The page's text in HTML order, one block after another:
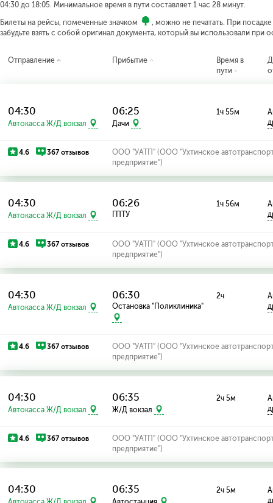
04:30 до 18:05. Минимальное время в пути составляет 1 час 28 минут.
Билеты на рейсы, помеченные значком
, можно не печатать. При
забудьте взять с собой оригинал документа, который вы использовали при
Отправление Прибытие
Время в
пути
04:30
Автокасса Ж/Д вокзал
06:25
Дачи
1ч 55м
4.6 367 отзывов
ООО "УАТП" (ООО "Ухтинское
предприятие")
04:30
Автокасса Ж/Д вокзал
06:26
ГПТУ
1ч 56м
4.6 367 отзывов
ООО "УАТП" (ООО "Ухтинское
предприятие")
04:30
Автокасса Ж/Д вокзал
06:30
Остановка "Поликлиника"
2ч
4.6 367 отзывов
ООО "УАТП" (ООО "Ухтинское
предприятие")
04:30
Автокасса Ж/Д вокзал
06:35
Ж/Д вокзал
2ч 5м
4.6 367 отзывов
ООО "УАТП" (ООО "Ухтинское
предприятие")
04:30 06:35 2ч 5м